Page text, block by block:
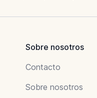
Sobre nosotros
Contacto
Sobre nosotros